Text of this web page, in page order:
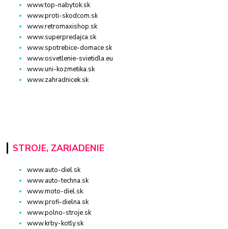
www.top-nabytok.sk
www.proti-skodcom.sk
www.retromaxishop.sk
www.superpredajca.sk
www.spotrebice-domace.sk
www.osvetlenie-svietidla.eu
www.uni-kozmetika.sk
www.zahradnicek.sk
STROJE, ZARIADENIE
www.auto-diel.sk
www.auto-techna.sk
www.moto-diel.sk
www.profi-dielna.sk
www.polno-stroje.sk
www.krby-kotly.sk